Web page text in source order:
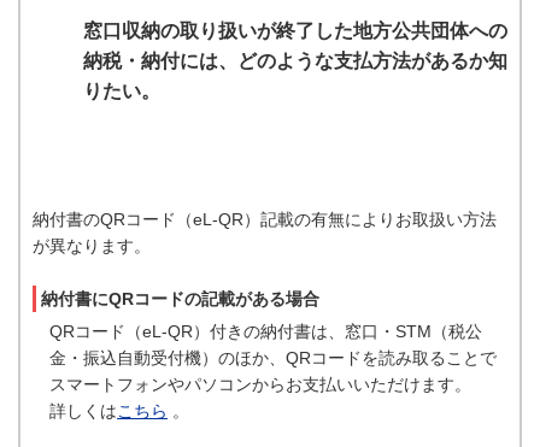
窓口収納の取り扱いが終了した地方公共団体への
納税・納付には、どのような支払方法があるか知
りたい。
納付書のQRコード（eL-QR）記載の有無によりお取扱い方法
が異なります。
納付書にQRコードの記載がある場合
QRコード（eL-QR）付きの納付書は、窓口・STM（税公
金・振込自動受付機）のほか、QRコードを読み取ることで
スマートフォンやパソコンからお支払いいただけます。
詳しくはこちら 。